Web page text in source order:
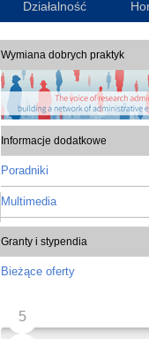
Działalność
5
Wymiana dobrych praktyk
Informacje dodatkowe
Poradniki
Multimedia
Granty i stypendia
Bieżące oferty